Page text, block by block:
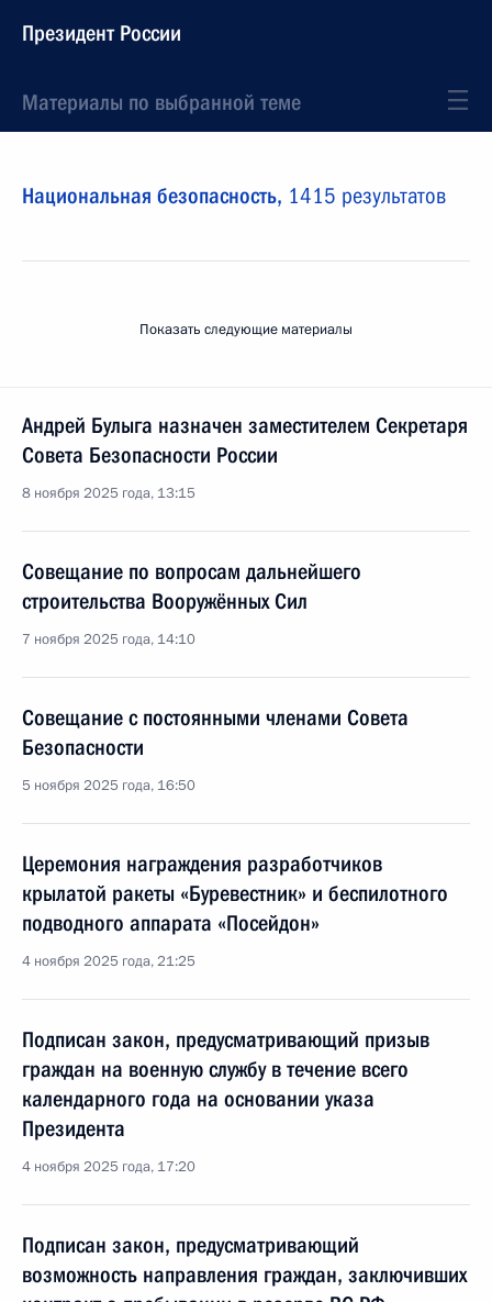
Президент России
Материалы по выбранной теме
Национальная безопасность, 1415 результатов
Показать следующие материалы
Андрей Булыга назначен заместителем Секретаря
Совета Безопасности России
8 ноября 2025 года, 13:15
Совещание по вопросам дальнейшего
строительства Вооружённых Сил
7 ноября 2025 года, 14:10
Совещание с постоянными членами Совета
Безопасности
5 ноября 2025 года, 16:50
Церемония награждения разработчиков
крылатой ракеты «Буревестник» и беспилотного
подводного аппарата «Посейдон»
4 ноября 2025 года, 21:25
Подписан закон, предусматривающий призыв
граждан на военную службу в течение всего
календарного года на основании указа
Президента
4 ноября 2025 года, 17:20
Подписан закон, предусматривающий
возможность направления граждан, заключивших